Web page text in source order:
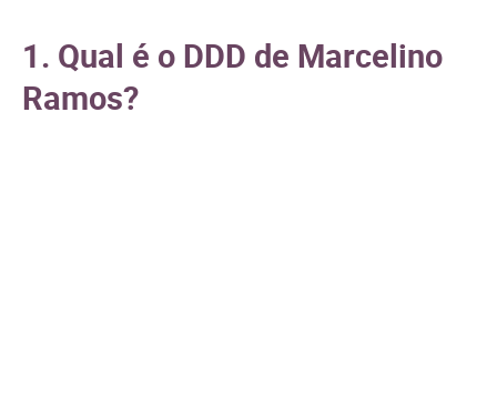
1. Qual é o DDD de Marcelino
Ramos?